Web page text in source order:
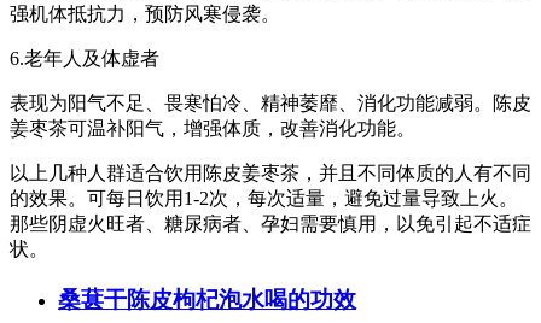
强机体抵抗力，预防风寒侵袭。
6.老年人及体虚者
表现为阳气不足、畏寒怕冷、精神萎靡、消化功能减弱。陈皮
姜枣茶可温补阳气，增强体质，改善消化功能。
以上几种人群适合饮用陈皮姜枣茶，并且不同体质的人有不同
的效果。可每日饮用1-2次，每次适量，避免过量导致上火。
那些阴虚火旺者、糖尿病者、孕妇需要慎用，以免引起不适症
状。
桑葚干陈皮枸杞泡水喝的功效